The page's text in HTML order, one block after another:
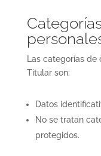
Las categorías
Titular son:
Datos
No se tratan
protegidos.